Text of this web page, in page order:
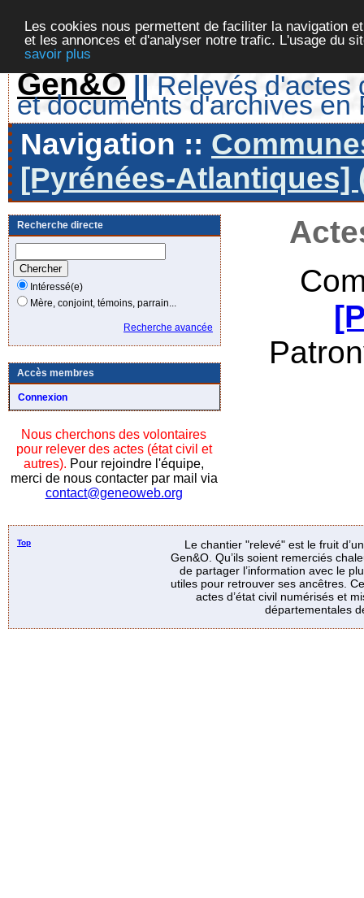
Les cookies nous permettent de faciliter la navigation
et les annonces et d'analyser notre trafic. L'usage du
savoir plus
Gen&O || Relevés d'actes
et documents d'archives en
Navigation ::
[Pyrénées-Atlantiques]
Recherche directe
Intéressé(e)
Mère, conjoint, témoins, parrain...
Recherche avancée
Accès membres
Connexion
Nous cherchons des volontaires
pour relever des actes (état civil et
autres). Pour rejoindre l'équipe,
merci de nous contacter par mail via
contact@geneoweb.org
Top
Le chantier "relevé" est le fruit
Gen&O. Qu’ils soient remerciés
de partager l’information avec le
utiles pour retrouver ses ancêtres.
actes d’état civil numérisés et
départementales